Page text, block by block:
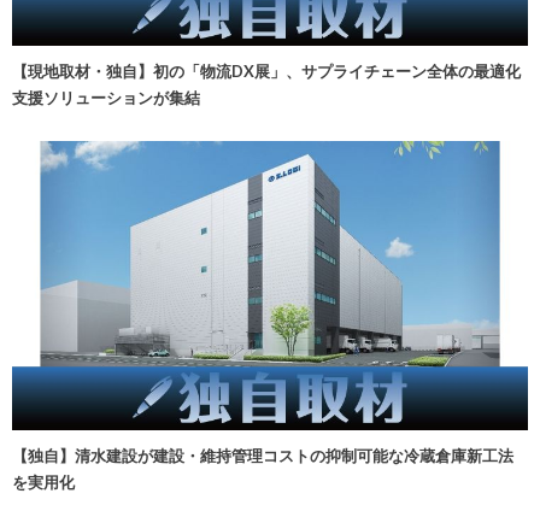
【現地取材・独自】初の「物流DX展」、サプライチェーン全体の最適化
支援ソリューションが集結
【独自】清水建設が建設・維持管理コストの抑制可能な冷蔵倉庫新工法
を実用化